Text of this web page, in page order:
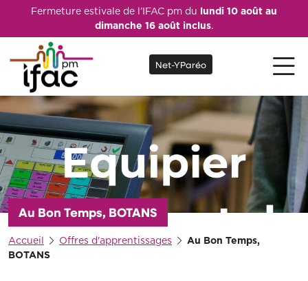
Fermeture estivale de l’IFAC pm du lundi 10 août au
dimanche 16 août inclus.
Net-YParéo
Au Bon Temps, BOTANS
Accueil Offres d'apprentissages
Au Bon Temps,
BOTANS